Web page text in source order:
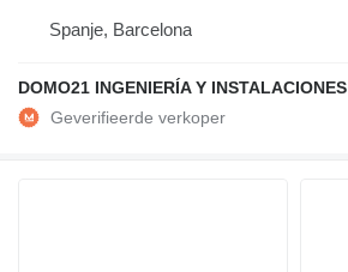
Spanje, Barcelona
DOMO21 INGENIERÍA Y INSTALACIONES